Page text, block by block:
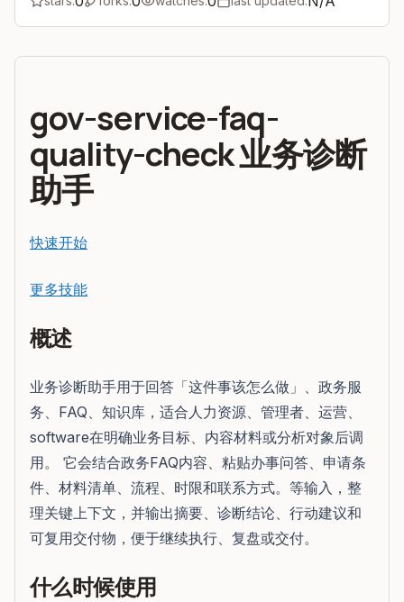
gov-service-faq-
quality-check 业务诊断
助手
快速开始
更多技能
概述
业务诊断助手用于回答「这件事该怎么做」、政务服
务、FAQ、知识库，适合人力资源、管理者、运营、
software在明确业务目标、内容材料或分析对象后调
用。 它会结合政务FAQ内容、粘贴办事问答、申请条
件、材料清单、流程、时限和联系方式。等输入，整
理关键上下文，并输出摘要、诊断结论、行动建议和
可复用交付物，便于继续执行、复盘或交付。
什么时候使用